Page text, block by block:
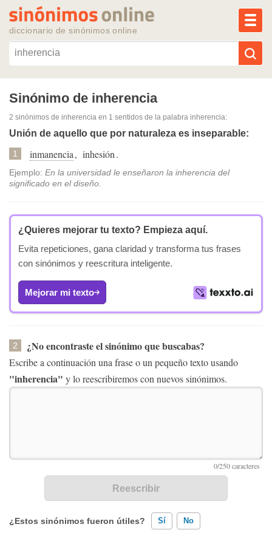
diccionario de sinónimos online
Reescribir texto con IA
Sinónimos populares
Temas populares
Temas recientes
Sinónimo de inherencia
2 sinónimos de inherencia en 1 sentidos de la palabra inherencia:
Unión de aquello que por naturaleza es inseparable:
1 inmanencia, inhesión.
Ejemplo: En la universidad le enseñaron la inherencia del
significado en el diseño.
¿Quieres mejorar tu texto? Empieza aquí.
Evita repeticiones, gana claridad y transforma tus frases
con sinónimos y reescritura inteligente.
Mejorar mi texto
2 ¿No encontraste el sinónimo que buscabas?
Escribe a continuación una frase o un pequeño texto usando
"inherencia" y lo reescribiremos con nuevos sinónimos.
¿Estos sinónimos fueron útiles? Sí No